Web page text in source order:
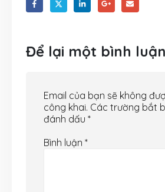
Để lại một bình luận
Email của bạn sẽ không
công khai. Các trường bắt
đánh dấu *
Bình luận *